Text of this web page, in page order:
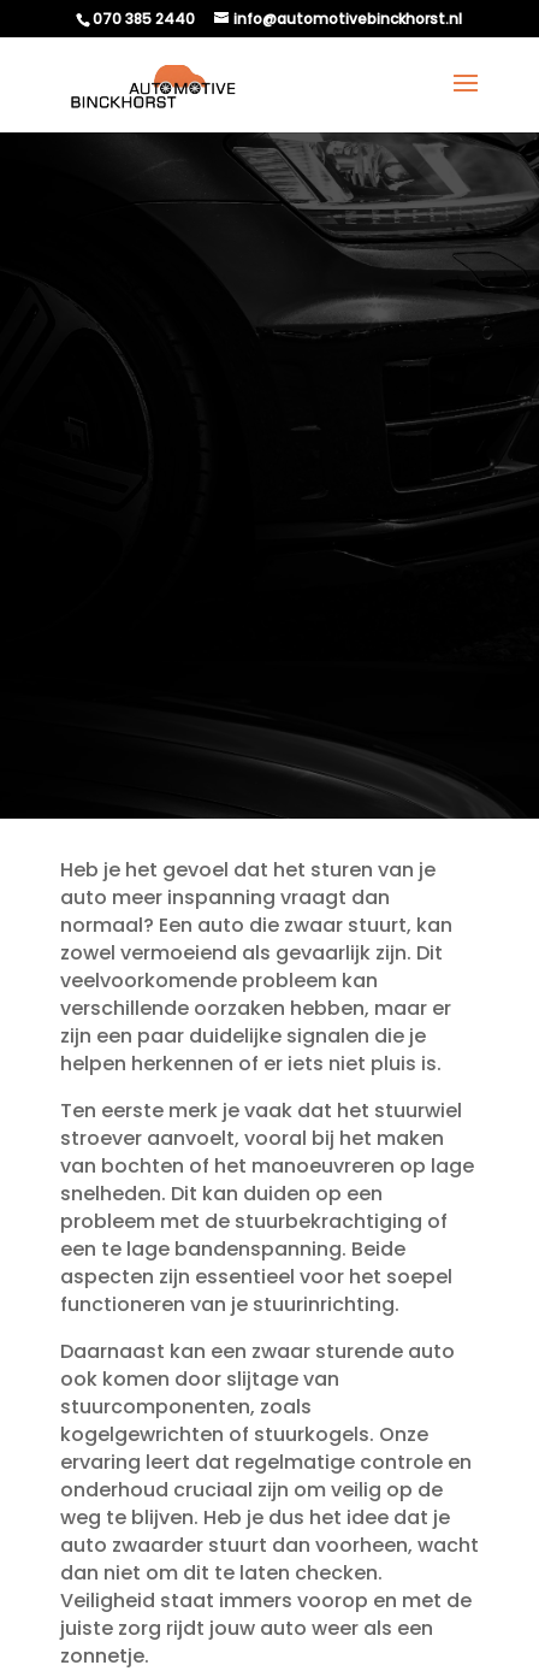
070 385 2440 info@automotivebinckhorst.nl
HOE MERK JE DAT EEN
AUTO ZWAAR STUURT?
Heb je het gevoel dat het sturen van je
auto meer inspanning vraagt dan
normaal? Een auto die zwaar stuurt, kan
zowel vermoeiend als gevaarlijk zijn.​ Dit
veelvoorkomende probleem kan
verschillende oorzaken hebben, maar er
zijn een paar duidelijke signalen die je
helpen herkennen of er iets niet pluis is.​
Ten eerste merk je vaak dat het stuurwiel
stroever aanvoelt, vooral bij het maken
van bochten of het manoeuvreren op lage
snelheden.​ Dit kan duiden op een
probleem met de stuurbekrachtiging of
een te lage bandenspanning.​ Beide
aspecten zijn essentieel voor het soepel
functioneren van je stuurinrichting.​
Daarnaast kan een zwaar sturende auto
ook komen door slijtage van
stuurcomponenten, zoals
kogelgewrichten of stuurkogels.​ Onze
ervaring leert dat regelmatige controle en
onderhoud cruciaal zijn om veilig op de
weg te blijven.​ Heb je dus het idee dat je
auto zwaarder stuurt dan voorheen, wacht
dan niet om dit te laten checken.​
Veiligheid staat immers voorop en met de
juiste zorg rijdt jouw auto weer als een
zonnetje.​